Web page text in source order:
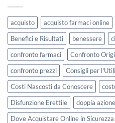
acquisto acquisto farmaci online
Benefici e Risultati
benessere
confronto farmaci
Confronto
confronto prezzi
Consigli per
Costi Nascosti da Conoscere
Disfunzione Erettile
doppia azione
Dove Acquistare Online in Sicurezza